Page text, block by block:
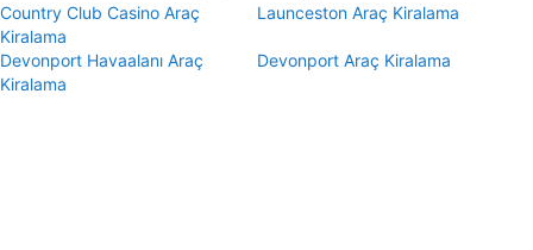
Country Club Casino Araç
Kiralama
Launceston Araç Kiralama
Devonport Havaalanı Araç
Kiralama
Devonport Araç Kiralama